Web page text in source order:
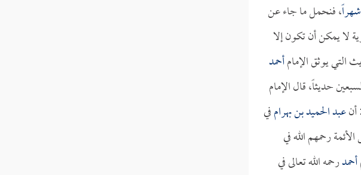
شهراً، فنحمل ما جاء عن
لا يمكن أن تكون إلا
التي يوثق الإمامأحمد
حديثاً، قال الإمام
أنعبد الحميد بن بهرامفي
رحمهم الله في
أحمدرحمه الله تعالى في